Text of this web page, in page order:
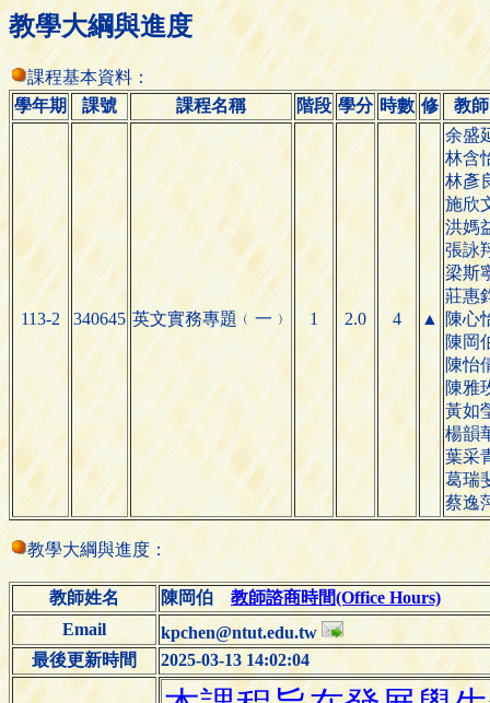
教學大綱與進度
課程基本資料：
學年期
課號 課程名稱 階段 學分 時數 修 教師
113-2 340645 英文實務專題﹙ 一﹚ 1 2.0 4 ▲
余盛
林含
林彥
施欣
洪媽
張詠
梁斯
莊惠
陳心
陳岡
陳怡
陳雅
黃如
楊韻
葉采
葛瑞
蔡逸
教學大綱與進度：
教師姓名 陳岡伯教師諮商時間(Office Hours)
Email
kpchen@ntut.edu.tw
最後更新時間
2025-03-13 14:02:04